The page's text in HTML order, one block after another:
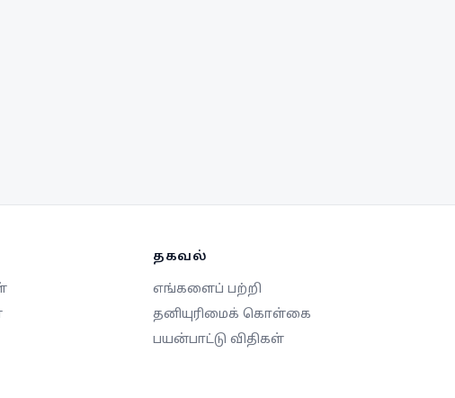
தகவல்
எங்களைப் பற்றி
தனியுரிமைக் கொள்கை
பயன்பாட்டு விதிகள்